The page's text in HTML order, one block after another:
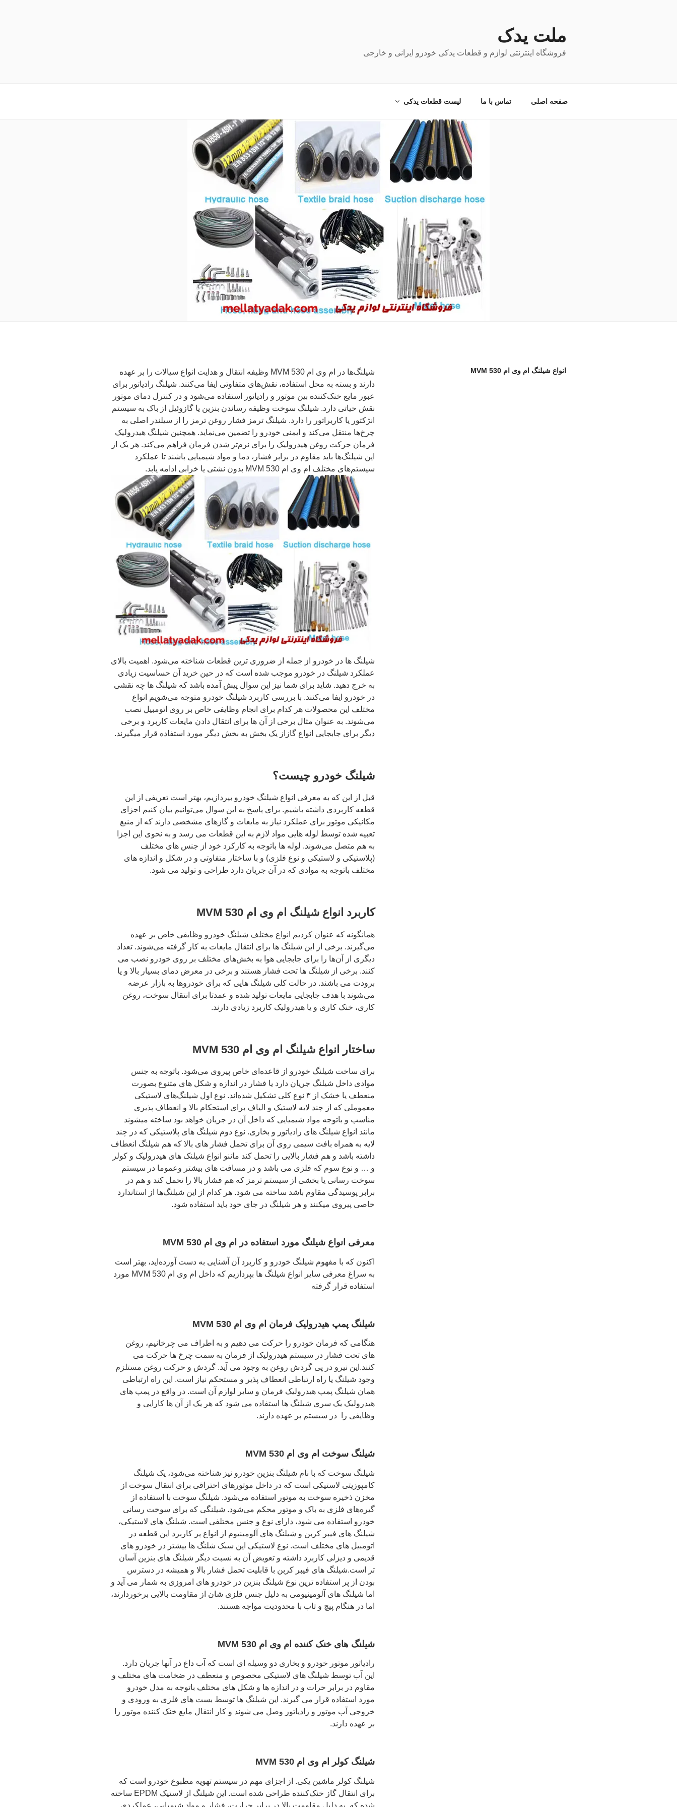
ملت یدک
فروشگاه اینترنتی لوازم و قطعات یدکی خودرو ایرانی و خارجی
صفحه اصلی تماس با ما لیست قطعات یدکی
انواع شیلنگ ام وی ام 530 MVM
شیلنگ‌ها در ام وی ام 530 MVM وظیفه انتقال و هدایت انواع سیالات را بر عهده
دارند و بسته به محل استفاده، نقش‌های متفاوتی ایفا می‌کنند. شیلنگ رادیاتور برای
عبور مایع خنک‌کننده بین موتور و رادیاتور استفاده می‌شود و در کنترل دمای موتور
نقش حیاتی دارد. شیلنگ سوخت وظیفه رساندن بنزین یا گازوئیل از باک به سیستم
انژکتور یا کاربراتور را دارد. شیلنگ ترمز فشار روغن ترمز را از سیلندر اصلی به
چرخ‌ها منتقل می‌کند و ایمنی خودرو را تضمین می‌نماید. همچنین شیلنگ هیدرولیک
فرمان حرکت روغن هیدرولیک را برای نرم‌تر شدن فرمان فراهم می‌کند. هر یک از
این شیلنگ‌ها باید مقاوم در برابر فشار، دما و مواد شیمیایی باشند تا عملکرد
سیستم‌های مختلف ام وی ام 530 MVM بدون نشتی یا خرابی ادامه یابد.
شیلنگ ها در خودرو از جمله از ضروری‌ ترین قطعات شناخته می‌شود. اهمیت بالای
عملکرد شیلنگ در خودرو موجب شده‌ است که در حین خرید آن حساسیت زیادی
به خرج دهید. شاید برای شما نیز این سوال پیش آمده باشد که شیلنگ‌ ها چه نقشی
در خودرو ایفا می‌کنند. با بررسی کاربرد شیلنگ خودرو متوجه می‌شویم انواع
مختلف این محصولات هر کدام برای انجام وظایفی خاص بر روی اتومبیل نصب
می‌شوند. به‌ عنوان مثال برخی از آن‌ ها برای انتقال دادن مایعات کاربرد و برخی
دیگر برای جابجایی انواع گازاز یک بخش به بخش دیگر مورد استفاده قرار میگیرند.
شیلنگ خودرو چیست؟
قبل‌ از این‌ که به معرفی انواع شیلنگ خودرو بپردازیم، بهتر است تعریفی از این
قطعه کاربردی داشته باشیم. برای پاسخ‌ به این سوال می‌توانیم بیان کنیم اجزای
مکانیکی موتور برای عملکرد نیاز به مایعات و گازهای مشخصی دارند که از منبع
تعبیه شده توسط لوله هایی مواد لازم به این قطعات می رسد و به نحوی این اجزا
به‌ هم متصل می‌شوند. لوله ها باتوجه به کارکرد خود از جنس های مختلف
(پلاستیکی و لاستیکی و نوع فلزی) و با ساختار متفاوتی و در شکل و اندازه های
مختلف باتوجه به موادی که در آن جریان دارد طراحی و تولید می شود.
کاربرد انواع شیلنگ ام وی ام 530 MVM
همانگونه که عنوان کردیم انواع مختلف شیلنگ خودرو وظایفی خاص بر عهده
می‌گیرند. برخی از این شیلنگ‌ ها برای انتقال مایعات به کار گرفته می‌شوند. تعداد
دیگری از آن‌ها را برای جابجایی هوا به بخش‌های مختلف بر روی خودرو نصب می
کنند. برخی از شیلنگ ها تحت فشار هستند و برخی در معرض دمای بسیار بالا و یا
برودت می باشند. در حالت کلی شیلنگ هایی که برای خودروها به بازار عرضه
می‌شوند با هدف جابجایی مایعات تولید شده و عمدتا برای انتقال سوخت، روغن‌
کاری، خنک کاری و یا هیدرولیک کاربرد زیادی دارند.
ساختار انواع شیلنگ ام وی ام 530 MVM
برای ساخت شیلنگ خودرو از قاعده‌ای خاص پیروی می‌شود. باتوجه به جنس
موادی داخل شیلنگ جریان دارد یا فشار در اندازه و شکل های متنوع بصورت
منعطف یا خشک از ۳ نوع کلی تشکیل‌ شده‌اند. نوع اول شیلنگ‌های لاستیکی
معموملی که از چند لایه لاستیک و الیاف برای استحکام بالا و انعطاف پذیری
مناسب و باتوجه مواد شیمیایی که داخل آن در جریان خواهد بود ساخته میشوند
مانند انواع شیلنگ های رادیاتور و بخاری. نوع دوم شیلنگ های پلاستیکی که در چند
لایه به همراه بافت سیمی روی آن برای تحمل فشار های بالا که هم شیلنگ انعطاف
داشته باشد و هم فشار بالایی را تحمل کند ماننو انواع شیلنک های هیدرولیک و کولر
و … و نوع سوم که فلزی می باشد و در مسافت های بیشتر وعموما در سیستم
سوخت رسانی یا بخشی از سیستم ترمز که هم فشار بالا را تحمل کند و هم در
برابر پوسیدگی مقاوم باشد ساخته می شود. هر کدام از این شیلنگ‌ها از استاندارد
خاصی پیروی میکنند و هر شیلنگ در جای خود باید استفاده شود.
معرفی انواع شیلنگ مورد استفاده در ام وی ام 530 MVM
اکنون که با مفهوم شیلنگ خودرو و کاربرد آن آشنایی به دست آورده‌اید، بهتر است
به سراغ معرفی سایر انواع شیلنگ ها بپردازیم که داخل ام وی ام 530 MVM مورد
استفاده قرار گرفته
شیلنگ پمپ هیدرولیک فرمان ام وی ام 530 MVM
هنگامی که فرمان خودرو را حرکت می دهیم و به اطراف می چرخانیم، روغن
های تحت فشار در سیستم هیدرولیک از فرمان به سمت چرخ ها حرکت می
کنند.این نیرو در پی گردش روغن به وجود می آید. گردش و حرکت روغن مستلزم
وجود شیلنگ یا راه ارتباطی انعطاف پذیر و مستحکم نیاز است. این راه ارتباطی
همان شیلنگ پمپ هیدرولیک فرمان و سایر لوازم آن است. در واقع در پمپ های
هیدرولیک یک سری شیلنگ ها استفاده می شود که هر یک از آن ها کارایی و
وظایفی را در سیستم بر عهده دارند.
شیلنگ سوخت ام وی ام 530 MVM
شیلنگ سوخت که با نام شیلنگ بنزین خودرو نیز شناخته می‌شود، یک شیلنگ
کامپوزیتی لاستیکی است که در داخل موتورهای احتراقی برای انتقال سوخت از
مخزن ذخیره سوخت به موتور استفاده می‌شود. شیلنگ سوخت با استفاده از
گیره‌های فلزی به باک و موتور محکم می‌شود. شیلنگی که برای سوخت رسانی
خودرو استفاده می شود، دارای نوع و جنس مختلفی است. شیلنگ های لاستیکی،
شیلنگ های فیبر کربن و شیلنگ های آلومینیوم از انواع پر کاربرد این قطعه در
اتومبیل های مختلف است. نوع لاستیکی این سبک شلنگ ها بیشتر در خودرو های
قدیمی و دیزلی کاربرد داشته و تعویض آن به نسبت دیگر شیلنگ های بنزین آسان
تر است.شیلنگ های فیبر کربن با قابلیت تحمل فشار بالا و همیشه در دسترس
بودن از پر استفاده ترین نوع شیلنگ بنزین در خودرو های امروزی به شمار می آید و
اما شیلنگ های آلومینیومی به دلیل جنس فلزی شان از مقاومت بالایی برخوردارند،
اما در هنگام پیچ و تاب با محدودیت مواجه هستند.
شیلنگ های خنک کننده ام وی ام 530 MVM
رادیاتور موتور خودرو و بخاری دو وسیله ای است که آب داغ در آنها جریان دارد.
این آب توسط شیلنگ های لاستیکی مخصوص و منعطف در ضخامت های مختلف و
مقاوم در برابر حرات و در اندازه ها و شکل های مختلف باتوجه به مدل خودرو
مورد استفاده قرار می گیرند. این شیلنگ ها توسط بست های فلزی به ورودی و
خروجی آب موتور و رادیاتور وصل می شوند و کار انتقال مایع خنک کننده موتور را
بر عهده دارند.
شیلنگ کولر ام وی ام 530 MVM
شیلنگ کولر ماشین یکی. از اجزای مهم در سیستم تهویه مطبوع خودرو است که
برای انتقال گاز خنک‌کننده طراحی شده است. این شیلنگ از لاستیک EPDM ساخته
شده که. به دلیل مقاومت بالا در برابر حرارت، فشار و مواد شیمیایی، عملکردی